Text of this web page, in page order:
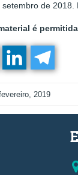
setembro de
é
2019